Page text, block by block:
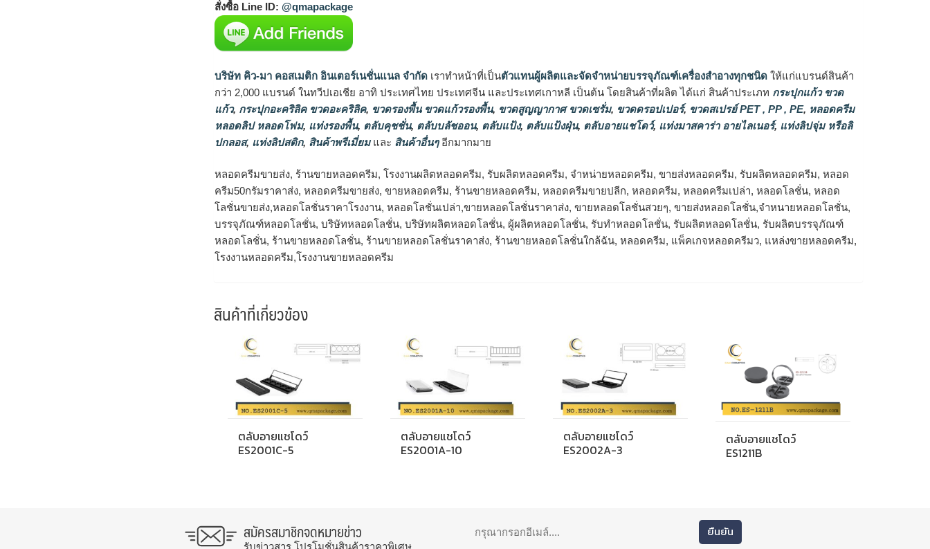
สั่งซื้อ Line ID: @qmapackage
บริษัท คิว-มา คอสเมติก อินเตอร์เนชั่นแนล จำกัด เราทำหน้าที่เป็นตัวแทนผู้ผลิตและจัดจำหน่ายบรรจุภัณฑ์เครื่องสำอางทุกชนิด ให้แก่แบรนด์สินค้า
กว่า 2,000 แบรนด์ ในทวีปเอเชีย อาทิ ประเทศไทย ประเทศจีน และประเทศเกาหลี เป็นต้น โดยสินค้าที่ผลิต ได้แก่ สินค้าประเภท กระปุกแก้ว ขวด
แก้ว, กระปุกอะคริลิค ขวดอะคริลิค, ขวดรองพื้น ขวดแก้วรองพื้น, ขวดสูญญากาศ ขวดเซรั่ม, ขวดดรอปเปอร์, ขวดสเปรย์ PET , PP , PE, หลอดครีม
หลอดลิป หลอดโฟม, แท่งรองพื้น, ตลับคุชชั่น, ตลับบลัชออน, ตลับแป้ง, ตลับแป้งฝุ่น, ตลับอายแชโดว์, แท่งมาสคาร่า อายไลเนอร์, แท่งลิปจุ่ม หรือลิ
ปกลอส, แท่งลิปสติก, สินค้าพรีเมี่ยมและ สินค้าอื่นๆอีกมากมาย
หลอดครีมขายส่ง, ร้านขายหลอดครีม, โรงงานผลิตหลอดครีม, รับผลิตหลอดครีม, จำหน่ายหลอดครีม, ขายส่งหลอดครีม, รับผลิตหลอดครีม, หลอด
ครีม50กรัมราคาส่ง, หลอดครีมขายส่ง, ขายหลอดครีม, ร้านขายหลอดครีม, หลอดครีมขายปลีก, หลอดครีม, หลอดครีมเปล่า, หลอดโลชั่น, หลอด
โลชั่นขายส่ง,หลอดโลชั่นราคาโรงงาน, หลอดโลชั่นเปล่า,ขายหลอดโลชั่นราคาส่ง, ขายหลอดโลชั่นสวยๆ, ขายส่งหลอดโลชั่น,จำหนายหลอดโลชั่น,
บรรจุภัณฑ์หลอดโลชั่น, บริษัทหลอดโลชั่น, บริษัทผลิตหลอดโลชั่น, ผู้ผลิตหลอดโลชั่น, รับทำหลอดโลชั่น, รับผลิตหลอดโลชั่น, รับผลิตบรรจุภัณฑ์
หลอดโลชั่น, ร้านขายหลอดโลชั่น, ร้านขายหลอดโลชั่นราคาส่ง, ร้านขายหลอดโลชั่นใกล้ฉัน, หลอดครีม, แพ็คเกจหลอดครีมว, แหล่งขายหลอดครีม,
โรงงานหลอดครีม,โรงงานขายหลอดครีม
สินค้าที่เกี่ยวข้อง
ตลับอายแชโดว์
ES2001C-5
ตลับอายแชโดว์
ES2001A-10
ตลับอายแชโดว์
ES2002A-3
ตลับอายแชโดว์
ES1211B
สมัครสมาชิกจดหมายข่าว
รับข่าวสาร โปรโมชั่นสินค้าราคาพิเศษ